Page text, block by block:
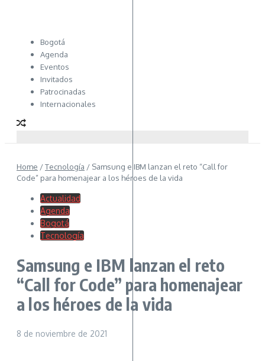
Bogotá
Agenda
Eventos
Invitados
Patrocinadas
Internacionales
Home /Tecnología / Samsung e IBM lanzan el reto “Call for
Code” para homenajear a los héroes de la vida
Actualidad
Agenda
Bogotá
Tecnología
Samsung e IBM lanzan el reto
“Call for Code” para homenajear
a los héroes de la vida
8 de noviembre de 2021